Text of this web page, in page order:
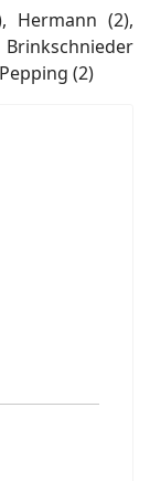
Hermann (2),
Brinkschnieder
(2)